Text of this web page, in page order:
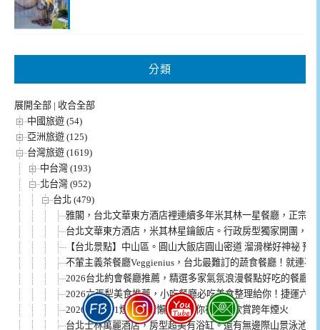
分類
展開全部 | 收合全部
中國旅遊 (54)
亞洲旅遊 (125)
台灣旅遊 (1619)
中台灣 (193)
北台灣 (952)
台北 (479)
雅閣，台北文華東方酒店裡連續多年米其林一星餐廳，正宗粵
台北文華東方酒店，米其林星鑰飯店。行政房型獨家開團，說
【台北景點】中山區。圓山大飯店圓山密道 溜滑梯好神祕 預
不葷主義茶餐廳Veggienius，台北最難訂的蔬食餐廳！就連不
2026台北約會餐廳推薦，精選多家氣氛浪漫餐點好吃的餐廳
2026六張犁美食推薦，小吃餐廳必吃美食整理給你！捷運六
2026台北101煙火住宿懶人包 讓你在飯店欣賞跨年煙火
台北士林萬麗酒店，房型超美有浴缸。還有無邊際山景泳池